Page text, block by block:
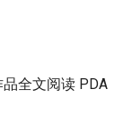
全文阅读 PDA